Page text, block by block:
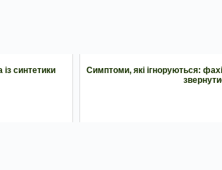
синтетики
Симптоми, які ігноруються: